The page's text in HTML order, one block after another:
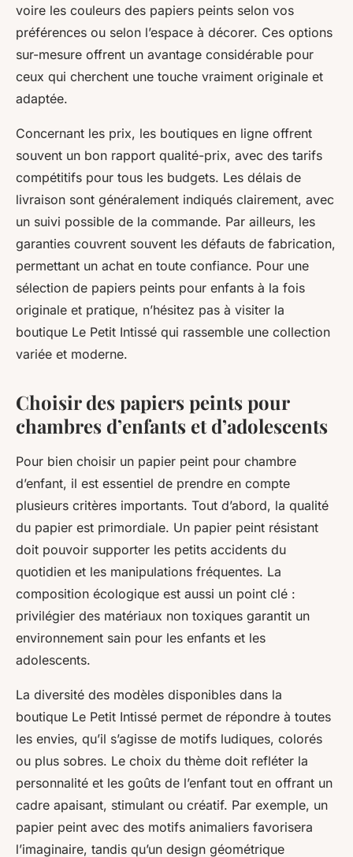
voire les couleurs des papiers peints selon vos
préférences ou selon l’espace à décorer. Ces options
sur-mesure offrent un avantage considérable pour
ceux qui cherchent une touche vraiment originale et
adaptée.
Concernant les prix, les boutiques en ligne offrent
souvent un bon rapport qualité-prix, avec des tarifs
compétitifs pour tous les budgets. Les délais de
livraison sont généralement indiqués clairement, avec
un suivi possible de la commande. Par ailleurs, les
garanties couvrent souvent les défauts de fabrication,
permettant un achat en toute confiance. Pour une
sélection de papiers peints pour enfants à la fois
originale et pratique, n’hésitez pas à visiter la
boutique Le Petit Intissé qui rassemble une collection
variée et moderne.
Choisir des papiers peints pour
chambres d’enfants et d’adolescents
Pour bien choisir un papier peint pour chambre
d’enfant, il est essentiel de prendre en compte
plusieurs critères importants. Tout d’abord, la qualité
du papier est primordiale. Un papier peint résistant
doit pouvoir supporter les petits accidents du
quotidien et les manipulations fréquentes. La
composition écologique est aussi un point clé :
privilégier des matériaux non toxiques garantit un
environnement sain pour les enfants et les
adolescents.
La diversité des modèles disponibles dans la
boutique Le Petit Intissé permet de répondre à toutes
les envies, qu’il s’agisse de motifs ludiques, colorés
ou plus sobres. Le choix du thème doit refléter la
personnalité et les goûts de l’enfant tout en offrant un
cadre apaisant, stimulant ou créatif. Par exemple, un
papier peint avec des motifs animaliers favorisera
l’imaginaire, tandis qu’un design géométrique